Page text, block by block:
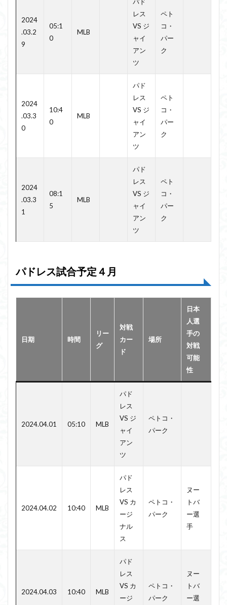
2024
.03.2
9
05:1
0
MLB
レス
VS ジ
ャイ
アン
ツ
ペト
コ・
パー
ク
2024
.03.3
0
10:4
0
MLB
パド
レス
VS ジ
ャイ
アン
ツ
ペト
コ・
パー
ク
2024
.03.3
1
08:1
5
MLB
パド
レス
VS ジ
ャイ
アン
ツ
ペト
コ・
パー
ク
パドレス試合予定４月
日期 時間
リー
グ
対戦
カー
ド
場所
日本
人選
手の
対戦
可能
性
2024.04.01 05:10 MLB
パド
レス
VS ジ
ャイ
アン
ツ
ペトコ・
パーク
2024.04.02 10:40 MLB
パド
レス
VS カ
ージ
ナル
ス
ペトコ・
パーク
ヌー
トバ
ー選
手
2024.04.03 10:40 MLB
パド
レス
VS カ
ージ
ペトコ・
パーク
ヌー
トバ
ー選